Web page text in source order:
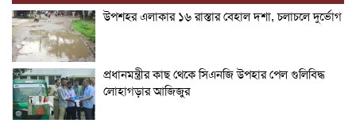
উপশহর এলাকার ১৬ রাস্তার বেহাল দশা, চলাচলে দুর্ভোগ
প্রধানমন্ত্রীর কাছ থেকে সিএনজি উপহার পেল গুলিবিদ্ধ
লোহাগড়ার আজিজুর